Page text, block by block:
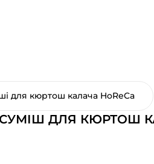
для кюртош калача HoReCa
ДЛЯ КЮРТОШ